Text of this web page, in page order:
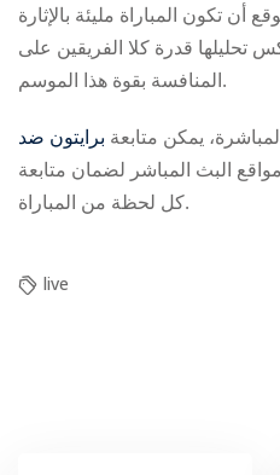
أن تكون المباراة مليئة بالإثارة
تحليلها قدرة كلا الفريقين على
المنافسة بقوة هذا الموسم.
يمكن متابعة برايتون ضد
البث المباشر لضمان متابعة
كل لحظة من المباراة.
live